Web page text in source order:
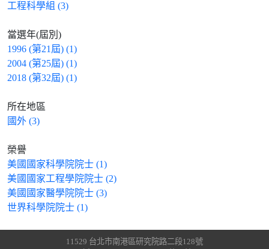
工程科學組 (3)
當選年(屆別)
1996 (第21屆) (1)
2004 (第25屆) (1)
2018 (第32屆) (1)
所在地區
國外 (3)
榮譽
美國國家科學院院士 (1)
美國國家工程學院院士 (2)
美國國家醫學院院士 (3)
世界科學院院士 (1)
11529 台北市南港區研究院路二段128號